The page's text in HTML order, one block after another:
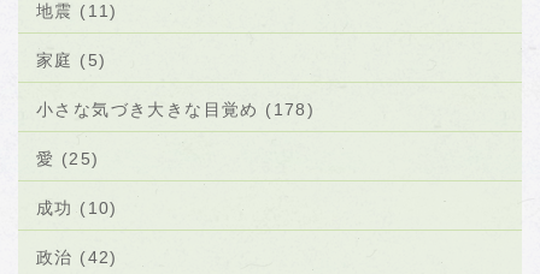
地震 (11)
家庭 (5)
小さな気づき大きな目覚め (178)
愛 (25)
成功 (10)
政治 (42)